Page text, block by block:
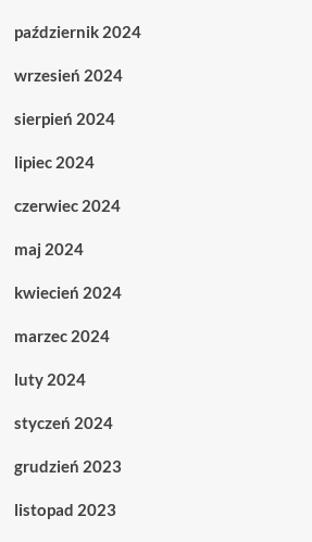
październik 2024
wrzesień 2024
sierpień 2024
lipiec 2024
czerwiec 2024
maj 2024
kwiecień 2024
marzec 2024
luty 2024
styczeń 2024
grudzień 2023
listopad 2023